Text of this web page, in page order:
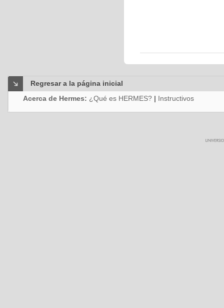
Regresar a la página inicial
Acerca de Hermes: ¿Qué es HERMES? | Instructivos